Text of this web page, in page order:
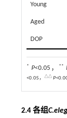
Young
Aged
DOP
* P<0.05， **
<0.05， △△ P
2.4 各组